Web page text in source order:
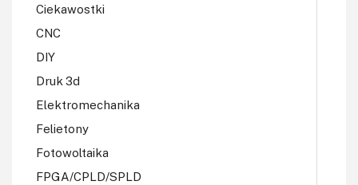
Ciekawostki
CNC
DIY
Druk 3d
Elektromechanika
Felietony
Fotowoltaika
FPGA/CPLD/SPLD